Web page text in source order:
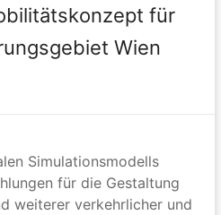
für
Wien
Simulationsmodells
für die Gestaltung
weiterer verkehrlicher und